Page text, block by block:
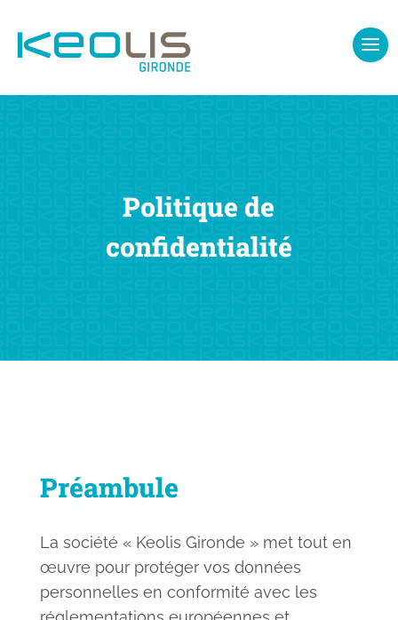
Politique de
confidentialité
Préambule
La société « Keolis Gironde » met tout en
œuvre pour protéger vos données
personnelles en conformité avec les